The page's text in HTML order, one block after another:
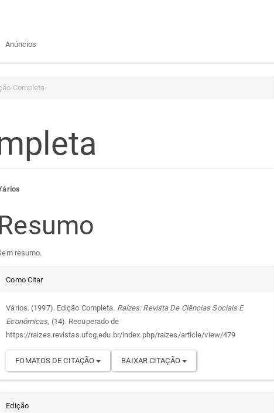
Anúncios
Completa
principal
resumo.
Detalhes
do
artigo
Como Citar
Vários. (1997). Edição Completa. Raízes: Revista De Ciências Sociais E
Econômicas, (14). Recuperado de
https://raizes.revistas.ufcg.edu.br/index.php/raizes/article/view/479
FOMATOS DE CITAÇÃO BAIXAR CITAÇÃO
Edição